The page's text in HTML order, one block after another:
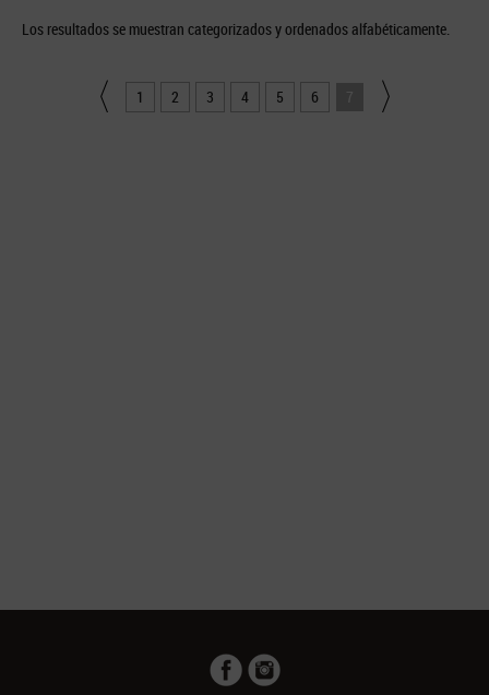
Los resultados se muestran categorizados y ordenados alfabéticamente.
1 2 3 4 5 6 7